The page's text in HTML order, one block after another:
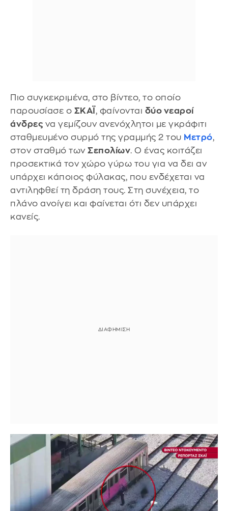
Πιο συγκεκριμένα, στο βίντεο, το οποίο
παρουσίασε ο ΣΚΑΪ , φαίνονται δύο νεαροί
άνδρες να γεμίζουν ανενόχλητοι με γκράφιτι
σταθμευμένο συρμό της γραμμής 2 του Μετρό,
στον σταθμό των Σεπολίων. Ο ένας κοιτάζει
προσεκτικά τον χώρο γύρω του για να δει αν
υπάρχει κάποιος φύλακας, που ενδέχεται να
αντιληφθεί τη δράση τους. Στη συνέχεια, το
πλάνο ανοίγει και φαίνεται ότι δεν υπάρχει
κανείς.